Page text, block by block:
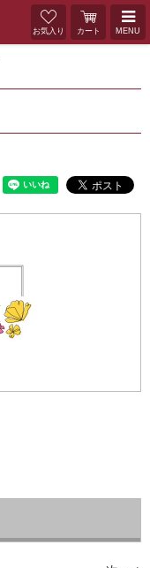
お気入り カート MENU